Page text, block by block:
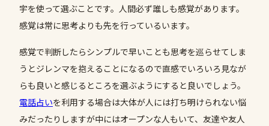
宇を使って選ぶことです。人間必ず誰しも感覚があります。
感覚は常に思考よりも先を行っているいます。
感覚で判断したらシンプルで早いことも思考を巡らせてしま
うとジレンマを抱えることになるので直感でいろいろ見なが
らも良いと感じるところを選ぶようにすると良いでしょう。
電話占いを利用する場合は大体が人には打ち明けられない悩
みだったりしますが中にはオープンな人もいて、友達や友人